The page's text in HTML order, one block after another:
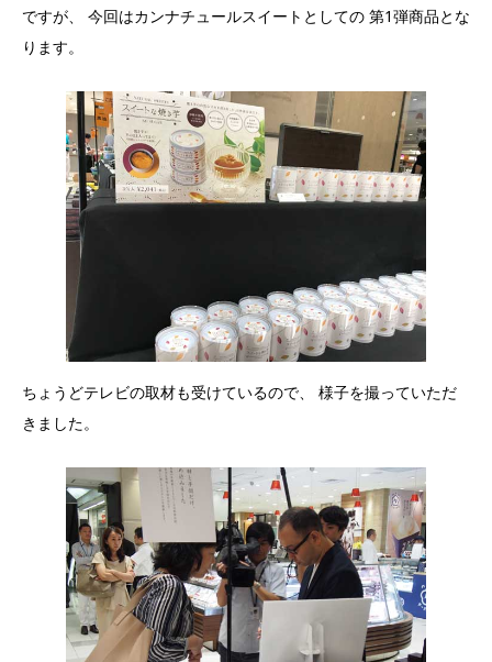
ですが、 今回はカンナチュールスイートとしての 第1弾商品とな
ります。
ちょうどテレビの取材も受けているので、 様子を撮っていただ
きました。